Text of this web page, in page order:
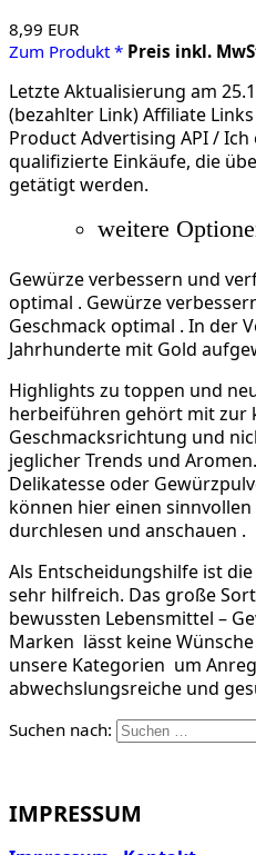
8,99 EUR
Zum Produkt * Preis inkl.
Letzte Aktualisierung am
(bezahlter Link) Affiliate
Product Advertising API /
qualifizierte Einkäufe, die
getätigt werden.
weitere
Gewürze verbessern und
optimal . Gewürze
Geschmack optimal . In der
Jahrhunderte mit Gold
Highlights zu toppen und
herbeiführen gehört mit zur
Geschmacksrichtung und
jeglicher Trends und
Delikatesse oder
können hier einen
durchlesen und anschauen .
Als Entscheidungshilfe ist
sehr hilfreich. Das große
bewussten Lebensmittel –
Marken lässt keine
unsere Kategorien um
abwechslungsreiche und
Suchen nach:
IMPRESSUM